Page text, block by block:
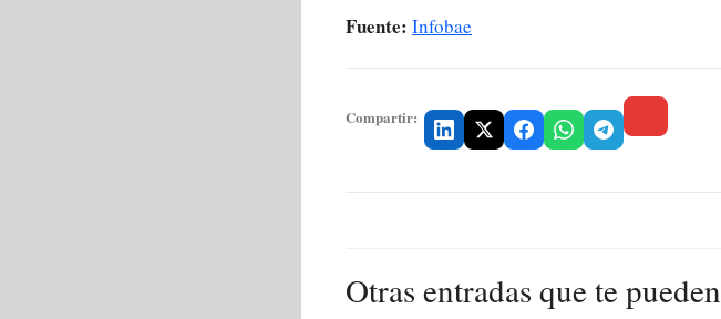
Fuente: Infobae
Compartir:
Otras entradas que te